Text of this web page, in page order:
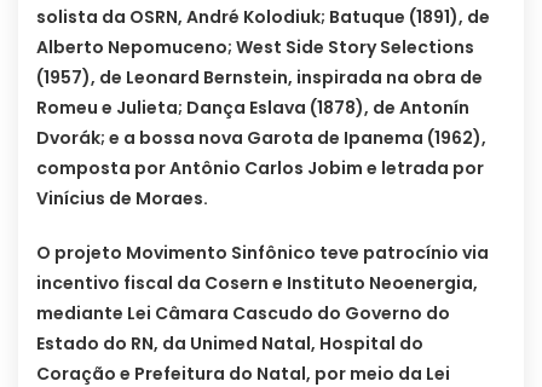
solista da OSRN, André Kolodiuk; Batuque (1891), de
Alberto Nepomuceno; West Side Story Selections
(1957), de Leonard Bernstein, inspirada na obra de
Romeu e Julieta; Dança Eslava (1878), de Antonín
Dvorák; e a bossa nova Garota de Ipanema (1962),
composta por Antônio Carlos Jobim e letrada por
Vinícius de Moraes.
O projeto Movimento Sinfônico teve patrocínio via
incentivo fiscal da Cosern e Instituto Neoenergia,
mediante Lei Câmara Cascudo do Governo do
Estado do RN, da Unimed Natal, Hospital do
Coração e Prefeitura do Natal, por meio da Lei